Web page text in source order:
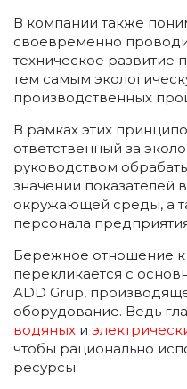
В компании также
своевременно
техническое развитие
тем самым
производственных
В рамках этих
ответственный за
руководством
значении показателей
окружающей среды, а
персонала
Бережное отношение
перекликается с
ADD Grup,
оборудование. Ведь
водяных и
чтобы рационально
ресурсы.